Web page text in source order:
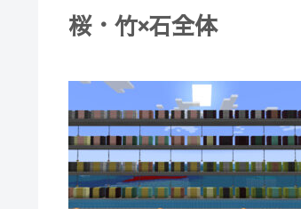
桜・竹×石全体